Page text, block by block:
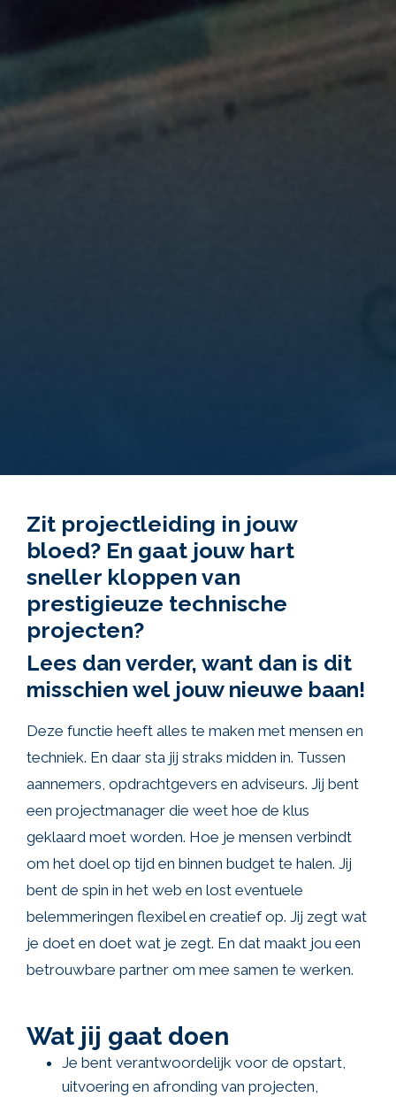
Zit projectleiding in jouw
bloed? En gaat jouw hart
sneller kloppen van
prestigieuze technische
projecten?
Lees dan verder, want dan is dit
misschien wel jouw nieuwe baan!
Deze functie heeft alles te maken met mensen en
techniek. En daar sta jij straks midden in. Tussen
aannemers, opdrachtgevers en adviseurs. Jij bent
een projectmanager die weet hoe de klus
geklaard moet worden. Hoe je mensen verbindt
om het doel op tijd en binnen budget te halen. Jij
bent de spin in het web en lost eventuele
belemmeringen flexibel en creatief op. Jij zegt wat
je doet en doet wat je zegt. En dat maakt jou een
betrouwbare partner om mee samen te werken.
Wat jij gaat doen
Je bent verantwoordelijk voor de opstart,
uitvoering en afronding van projecten,